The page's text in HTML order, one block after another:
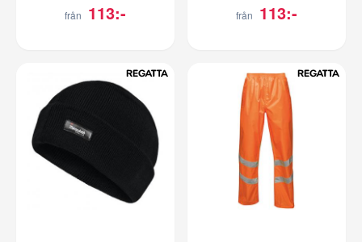
från 113:- från 113:-